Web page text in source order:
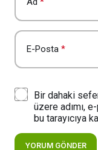
E-Posta *
Bir dahaki
üzere adımı,
bu tarayıcıya
YORUM GÖNDER